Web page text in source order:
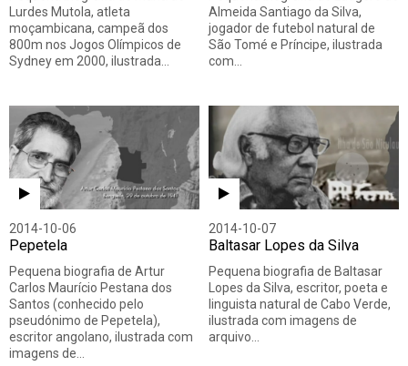
Lurdes Mutola, atleta
moçambicana, campeã dos
800m nos Jogos Olímpicos de
Sydney em 2000, ilustrada…
Almeida Santiago da Silva,
jogador de futebol natural de
São Tomé e Príncipe, ilustrada
com…
2014-10-06
Pepetela
Pequena biografia de Artur
Carlos Maurício Pestana dos
Santos (conhecido pelo
pseudónimo de Pepetela),
escritor angolano, ilustrada com
imagens de…
2014-10-07
Baltasar Lopes da Silva
Pequena biografia de Baltasar
Lopes da Silva, escritor, poeta e
linguista natural de Cabo Verde,
ilustrada com imagens de
arquivo…